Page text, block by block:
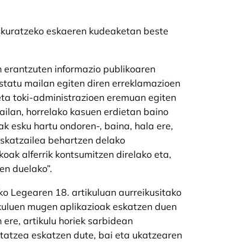
eskaeren kudeaketan beste
informazio publikoaren
mailan egiten diren erreklamazioen
toki-administrazioen eremuan egiten
horrelako kasuen erdietan baino
esku hartu ondoren-, baina, hala ere,
behartzen delako
alferrik kontsumitzen direlako eta,
duelako”.
Legearen 18. artikuluan aurreikusitako
mugen aplikazioak eskatzen duen
artikulu horiek sarbidean
eskatzen dute, bai eta ukatzearen